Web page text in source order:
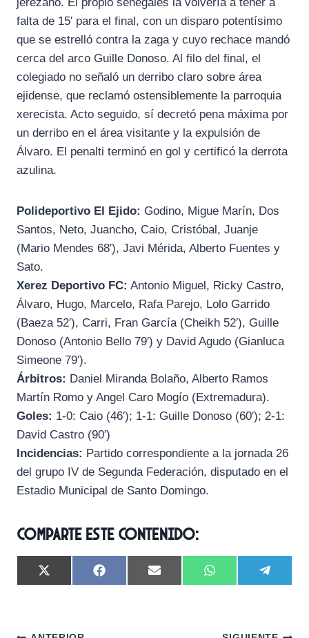
jerezano. El propio senegalés la volvería a tener a
falta de 15′ para el final, con un disparo potentísimo
que se estrelló contra la zaga y cuyo rechace mandó
cerca del arco Guille Donoso. Al filo del final, el
colegiado no señaló un derribo claro sobre área
ejidense, que reclamó ostensiblemente la parroquia
xerecista. Acto seguido, sí decretó pena máxima por
un derribo en el área visitante y la expulsión de
Álvaro. El penalti terminó en gol y certificó la derrota
azulina.
Polideportivo El Ejido: Godino, Migue Marín, Dos
Santos, Neto, Juancho, Caio, Cristóbal, Juanje
(Mario Mendes 68′), Javi Mérida, Alberto Fuentes y
Sato.
Xerez Deportivo FC: Antonio Miguel, Ricky Castro,
Álvaro, Hugo, Marcelo, Rafa Parejo, Lolo Garrido
(Baeza 52′), Carri, Fran García (Cheikh 52′), Guille
Donoso (Antonio Bello 79′) y David Agudo (Gianluca
Simeone 79′).
Árbitros: Daniel Miranda Bolaño, Alberto Ramos
Martín Romo y Angel Caro Mogío (Extremadura).
Goles: 1-0: Caio (46′); 1-1: Guille Donoso (60′); 2-1:
David Castro (90′)
Incidencias: Partido correspondiente a la jornada 26
del grupo IV de Segunda Federación, disputado en el
Estadio Municipal de Santo Domingo.
Comparte este contenido:
C
o
X
(
C
o
F
a
C
o
E
m
C
o
W
h
C
o
e